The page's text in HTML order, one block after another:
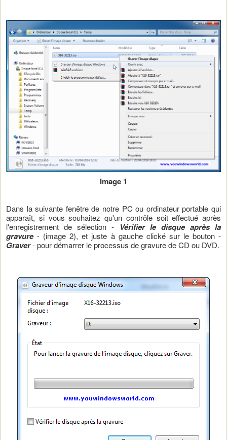
Image 1
Dans la suivante fenêtre de notre PC ou ordinateur portable qui
apparaît, si vous souhaitez qu'un contrôle soit effectué après
l'enregistrement de sélection -
Vérifier le disque après la
gravure- (image 2), et juste à gauche clické sur le bouton -
Graver- pour démarrer le processus de gravure de CD ou DVD.